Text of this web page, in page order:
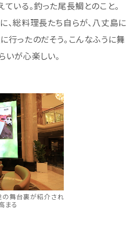
いる。釣った尾長鯛とのこと。
、総料理長たち自らが、八丈島に
行ったのだそう。こんなふうに舞
いが心楽しい。
の舞台裏が紹介され
まる